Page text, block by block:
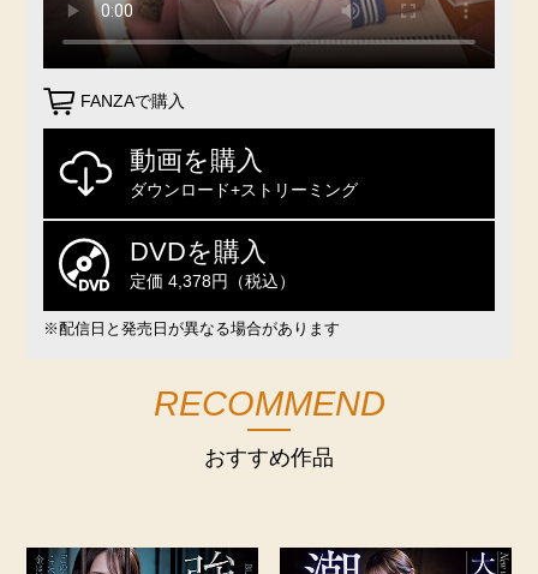
FANZAで購入
動画を購入
ダウンロード+ストリーミング
DVDを購入
定価 4,378円（税込）
※配信日と発売日が異なる場合があります
RECOMMEND
おすすめ作品